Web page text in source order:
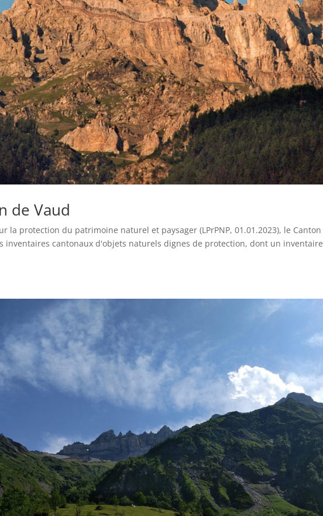
de Vaud
la protection du patrimoine naturel et paysager (LPrPNP, 01.01.2023), le Canton
inventaires cantonaux d'objets naturels dignes de protection, dont un inventaire